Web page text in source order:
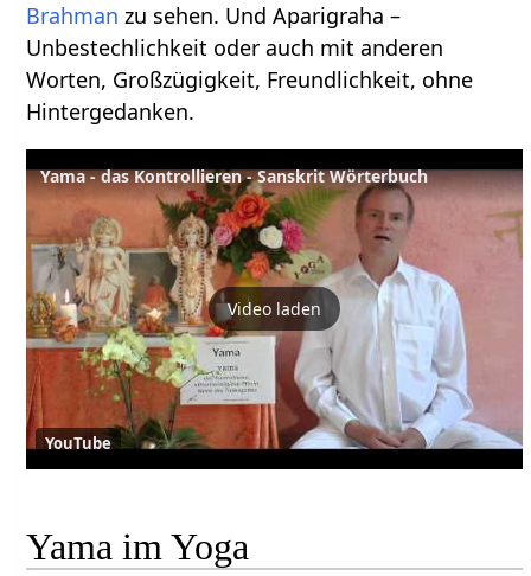
Brahman zu sehen. Und Aparigraha –
Unbestechlichkeit oder auch mit anderen
Worten, Großzügigkeit, Freundlichkeit, ohne
Hintergedanken.
Yama - das Kontrollieren - Sanskrit Wörterbuch
Video laden
YouTube
Yama im Yoga